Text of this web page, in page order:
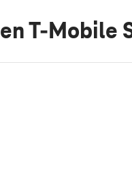
en T-Mobile